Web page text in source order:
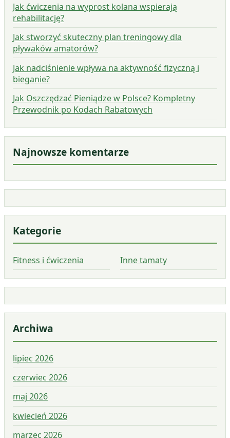
Jak ćwiczenia na wyprost kolana wspierają
rehabilitację?
Jak stworzyć skuteczny plan treningowy dla
pływaków amatorów?
Jak nadciśnienie wpływa na aktywność fizyczną i
bieganie?
Jak Oszczędzać Pieniądze w Polsce? Kompletny
Przewodnik po Kodach Rabatowych
Najnowsze komentarze
Kategorie
Fitness i ćwiczenia Inne tamaty
Archiwa
lipiec 2026
czerwiec 2026
maj 2026
kwiecień 2026
marzec 2026